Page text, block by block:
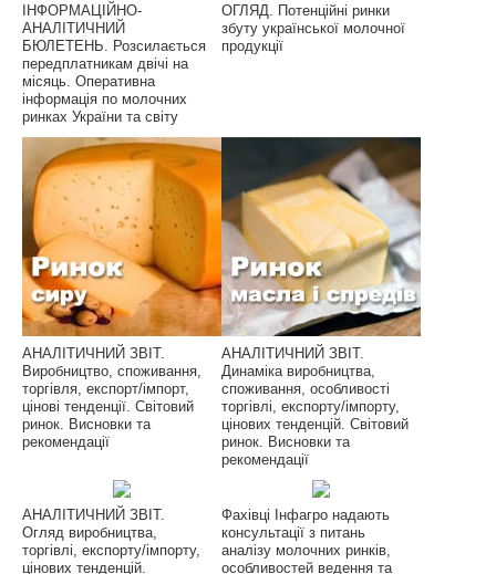
ІНФОРМАЦІЙНО-
АНАЛІТИЧНИЙ
БЮЛЕТЕНЬ. Розсилається
передплатникам двічі на
місяць. Оперативна
інформація по молочних
ринках України та світу
ОГЛЯД. Потенційні ринки
збуту української молочної
продукції
АНАЛІТИЧНИЙ ЗВІТ.
Виробництво, споживання,
торгівля, експорт/імпорт,
цінові тенденції. Світовий
ринок. Висновки та
рекомендації
АНАЛІТИЧНИЙ ЗВІТ.
Динаміка виробництва,
споживання, особливості
торгівлі, експорту/імпорту,
цінових тенденцій. Світовий
ринок. Висновки та
рекомендації
АНАЛІТИЧНИЙ ЗВІТ.
Огляд виробництва,
торгівлі, експорту/імпорту,
цінових тенденцій.
Фахівці Інфагро надають
консультації з питань
аналізу молочних ринків,
особливостей ведення та